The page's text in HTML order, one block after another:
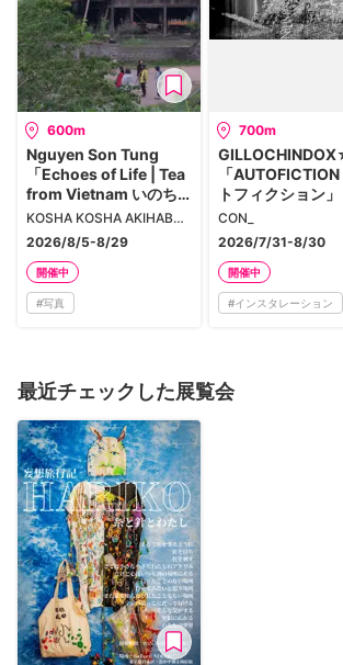
600m
Nguyen Son Tung
「Echoes of Life | Tea
from Vietnam いのち
のバトン」
KOSHA KOSHA AKIHABARA
2026/8/5-8/29
開催中
#写真
700m
「
トフィクション」
CON_
2026/7/31-8/30
開催中
#インスタレーション
最近チェックした展覧会